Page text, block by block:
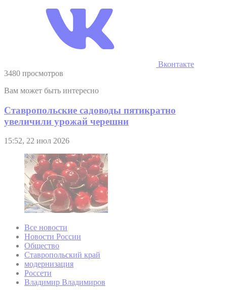
Вконтакте
3480 просмотров
Вам может быть интересно
Ставропольские садоводы пятикратно
увеличили урожай черешни
15:52, 22 июл 2026
Все новости
Новости России
Общество
Ставропольский край
модернизация
Россети
Владимир Владимиров